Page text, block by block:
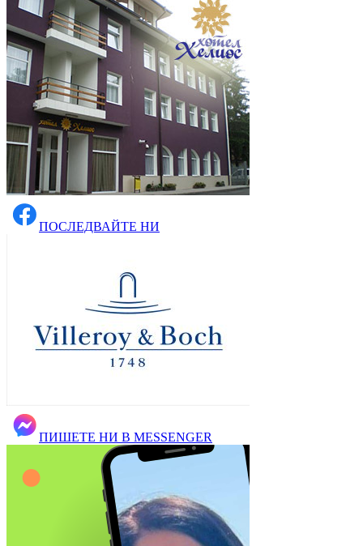
ПОСЛЕДВАЙТЕ НИ
ПИШЕТЕ НИ В MESSENGER